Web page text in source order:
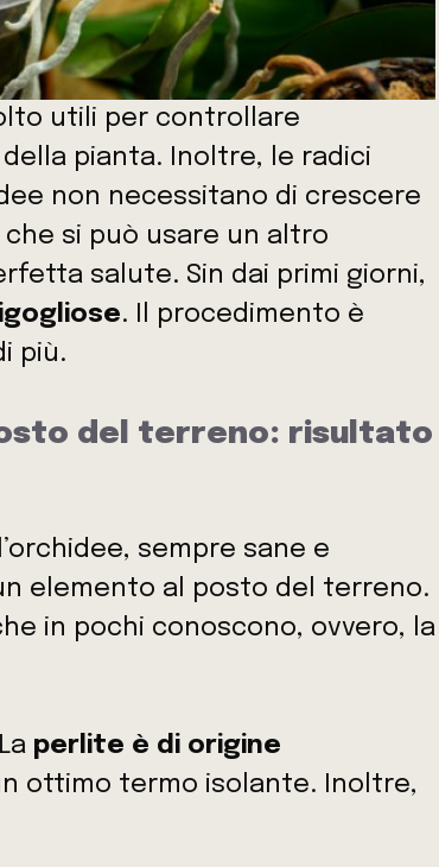
utili per controllare
pianta. Inoltre, le radici
non necessitano di crescere
si può usare un altro
salute. Sin dai primi giorni,
. Il procedimento è
più.
del terreno: risultato
sempre sane e
elemento al posto del terreno.
in pochi conoscono, ovvero, la
perlite è di origine
ottimo termo isolante. Inoltre,